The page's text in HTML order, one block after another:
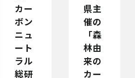
カー
ボン
ニュ
ート
ラル
総研
県主
催の
「森
林由
来の
カー